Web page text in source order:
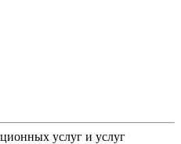
услуг и услуг